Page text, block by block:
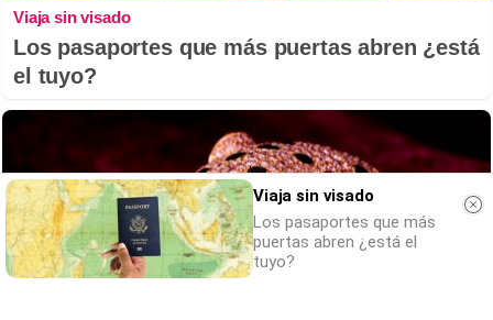
Viaja sin visado
Los pasaportes que más puertas abren ¿está
el tuyo?
Viaja sin visado
Los pasaportes que más
puertas abren ¿está el
tuyo?